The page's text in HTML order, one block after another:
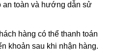
an toàn và hướng dẫn sử
hàng có thể thanh toán
khoản sau khi nhận hàng.